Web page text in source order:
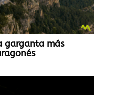
garganta más